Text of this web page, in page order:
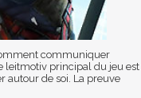
communiquer
leitmotiv principal du jeu est
autour de soi. La preuve